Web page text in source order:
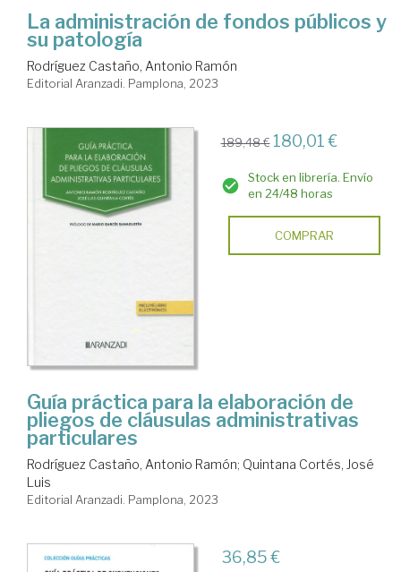
La administración de fondos públicos y
su patología
Rodríguez Castaño, Antonio Ramón
Editorial Aranzadi. Pamplona, 2023
189,48 € 180,01 €
Stock en librería. Envío
en 24/48 horas
COMPRAR
Guía práctica para la elaboración de
pliegos de cláusulas administrativas
particulares
Rodríguez Castaño, Antonio Ramón; Quintana Cortés, José
Luis
Editorial Aranzadi. Pamplona, 2023
36,85 €